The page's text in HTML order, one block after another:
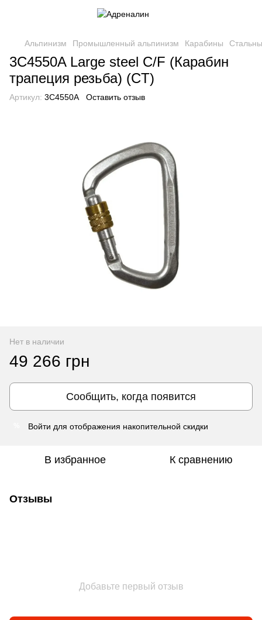
Альпинизм Промышленный альпинизм Карабины
3C4550A Large steel C/F (Карабин
трапеция резьба) (CT)
Артикул: 3C4550A Оставить отзыв
Нет в наличии
49 266 грн
Сообщить, когда появится
Войти для отображения накопительной скидки
В избранное К сравнению
Отзывы
Добавьте первый отзыв